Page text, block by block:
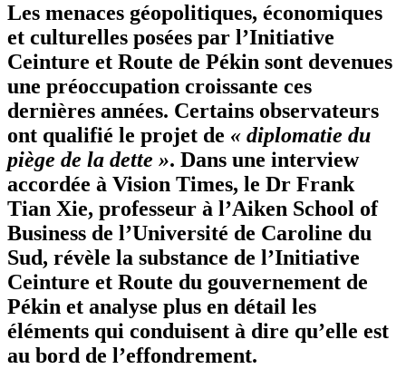
Les menaces géopolitiques, économiques
et culturelles posées par l’Initiative
Ceinture et Route de Pékin sont devenues
une préoccupation croissante ces
dernières années. Certains observateurs
ont qualifié le projet de « diplomatie du
piège de la dette ». Dans une interview
accordée à Vision Times, le Dr Frank
Tian Xie, professeur à l’Aiken School of
Business de l’Université de Caroline du
Sud, révèle la substance de l’Initiative
Ceinture et Route du gouvernement de
Pékin et analyse plus en détail les
éléments qui conduisent à dire qu’elle est
au bord de l’effondrement.